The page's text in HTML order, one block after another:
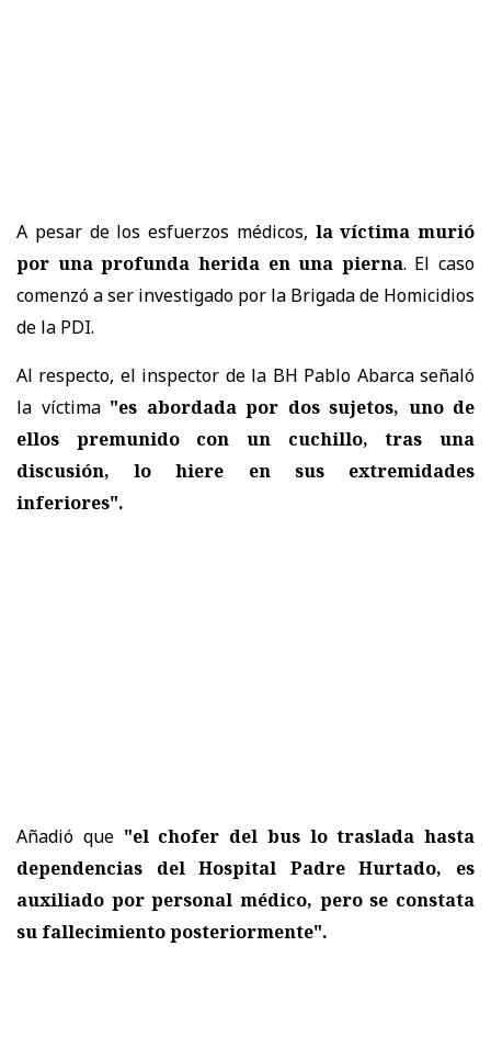
A pesar de los esfuerzos médicos, la víctima murió
por una profunda herida en una pierna. El caso
comenzó a ser investigado por la Brigada de Homicidios
de la PDI.
Al respecto, el inspector de la BH Pablo Abarca señaló
la víctima "es abordada por dos sujetos, uno de
ellos premunido con un cuchillo, tras una
discusión, lo hiere en sus extremidades
inferiores".
Añadió que "el chofer del bus lo traslada hasta
dependencias del Hospital Padre Hurtado, es
auxiliado por personal médico, pero se constata
su fallecimiento posteriormente".